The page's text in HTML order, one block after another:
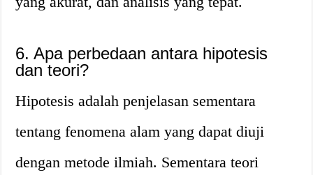
6. Apa perbedaan antara hipotesis
dan teori?
Hipotesis adalah penjelasan sementara
tentang fenomena alam yang dapat diuji
dengan metode ilmiah. Sementara teori